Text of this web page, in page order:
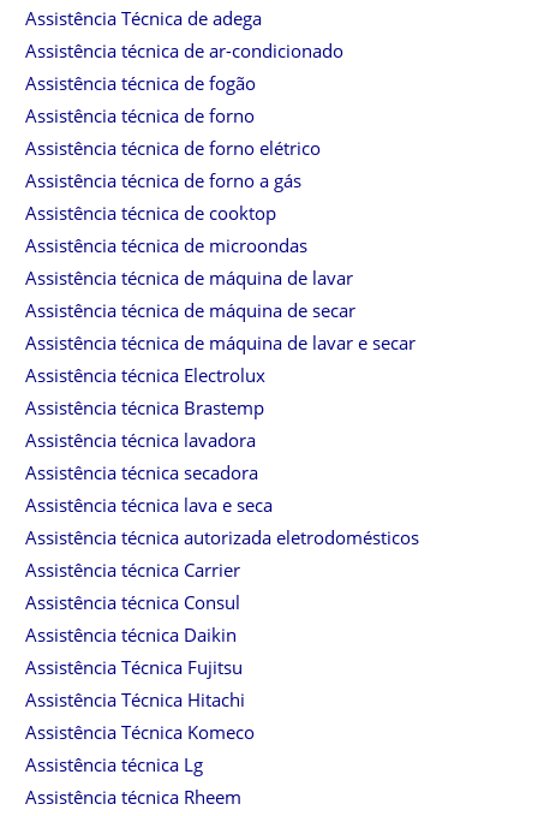
Assistência Técnica de adega
Assistência técnica de ar-condicionado
Assistência técnica de fogão
Assistência técnica de forno
Assistência técnica de forno elétrico
Assistência técnica de forno a gás
Assistência técnica de cooktop
Assistência técnica de microondas
Assistência técnica de máquina de lavar
Assistência técnica de máquina de secar
Assistência técnica de máquina de lavar e secar
Assistência técnica Electrolux
Assistência técnica Brastemp
Assistência técnica lavadora
Assistência técnica secadora
Assistência técnica lava e seca
Assistência técnica autorizada eletrodomésticos
Assistência técnica Carrier
Assistência técnica Consul
Assistência técnica Daikin
Assistência Técnica Fujitsu
Assistência Técnica Hitachi
Assistência Técnica Komeco
Assistência técnica Lg
Assistência técnica Rheem